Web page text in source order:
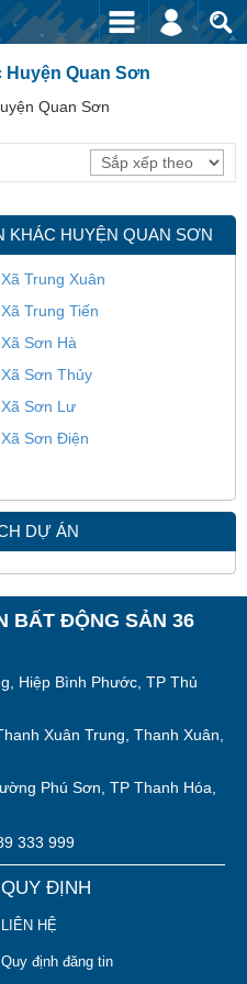
Quan Sơn
Quan Sơn
KHÁC HUYỆN QUAN SƠN
Xã Trung Xuân
Xã Trung Tiến
Xã Sơn Hà
Xã Sơn Thủy
Xã Sơn Lư
Xã Sơn Điện
DỰ ÁN
BẤT ĐỘNG SẢN 36
Hiệp Bình Phước, TP Thủ
Xuân Trung, Thanh Xuân,
Phú Sơn, TP Thanh Hóa,
333 999
QUY ĐỊNH
LIÊN HỆ
Quy định đăng tin